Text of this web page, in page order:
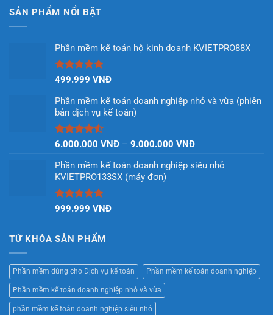
SẢN PHẨM NỔI BẬT
Phần mềm kế toán hộ kinh doanh KVIETPRO88X
Được xếp
5 sao
499.999 VNĐ
Phần mềm kế toán doanh nghiệp nhỏ và vừa (phiên
bản dịch vụ kế toán)
Được xếp
5 sao
6.000.000 VNĐ – 9.000.000 VNĐKhoảng
từ
Phần mềm kế toán doanh nghiệp siêu nhỏ
KVIETPRO133SX (máy đơn)
Được xếp
999.999 VNĐ
TỪ KHÓA SẢN PHẨM
Phần mềm dùng cho Dịch vụ kế toán Phần mềm kế toán doanh nghiệp
Phần mềm kế toán doanh nghiệp nhỏ và vừa
phần mềm kế toán doanh nghiệp siêu nhỏ